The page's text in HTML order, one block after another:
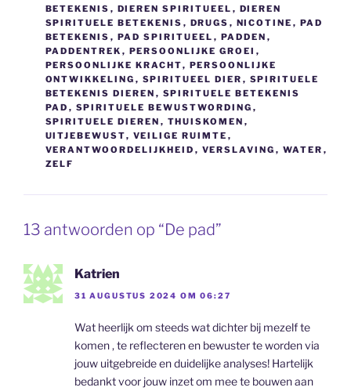
BETEKENIS , DIEREN SPIRITUEEL , DIEREN
SPIRITUELE BETEKENIS , DRUGS , NICOTINE , PAD
BETEKENIS , PAD SPIRITUEEL , PADDEN ,
PADDENTREK , PERSOONLIJKE GROEI ,
PERSOONLIJKE KRACHT, PERSOONLIJKE
ONTWIKKELING , SPIRITUEEL DIER , SPIRITUELE
BETEKENIS DIEREN , SPIRITUELE BETEKENIS
PAD , SPIRITUELE BEWUSTWORDING ,
SPIRITUELE DIEREN , THUISKOMEN ,
UITJEBEWUST, VEILIGE RUIMTE ,
VERANTWOORDELIJKHEID , VERSLAVING , WATER ,
ZELF
13 antwoorden op “De pad”
Katrien
31 AUGUSTUS 2024 OM 06:27
Wat heerlijk om steeds wat dichter bij mezelf te
komen , te reflecteren en bewuster te worden via
jouw uitgebreide en duidelijke analyses! Hartelijk
bedankt voor jouw inzet om mee te bouwen aan